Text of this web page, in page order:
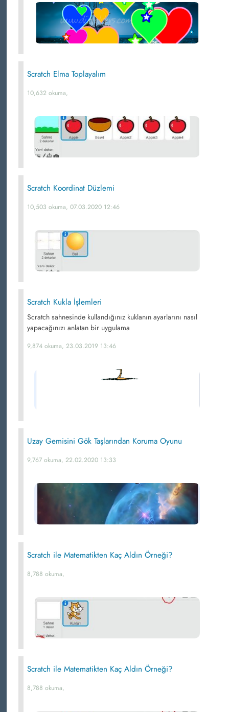
Scratch Elma Toplayalım
10,632 okuma,
Scratch Koordinat Düzlemi
10,503 okuma, 07.03.2020 12:46
Scratch Kukla İşlemleri
Scratch sahnesinde kullandığınız kuklanın ayarlarını nasıl
yapacağınızı anlatan bir uygulama
9,874 okuma, 23.03.2019 13:46
Uzay Gemisini Gök Taşlarından Koruma Oyunu
9,767 okuma, 22.02.2020 13:33
Scratch ile Matematikten Kaç Aldın Örneği?
8,788 okuma,
Scratch ile Matematikten Kaç Aldın Örneği?
8,788 okuma,